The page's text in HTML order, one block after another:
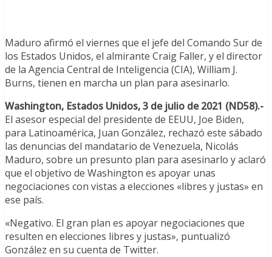
Maduro afirmó el viernes que el jefe del Comando Sur de
los Estados Unidos, el almirante Craig Faller, y el director
de la Agencia Central de Inteligencia (CIA), William J.
Burns, tienen en marcha un plan para asesinarlo.
Washington, Estados Unidos, 3 de julio de 2021 (ND58).-
El asesor especial del presidente de EEUU, Joe Biden,
para Latinoamérica, Juan González, rechazó este sábado
las denuncias del mandatario de Venezuela, Nicolás
Maduro, sobre un presunto plan para asesinarlo y aclaró
que el objetivo de Washington es apoyar unas
negociaciones con vistas a elecciones «libres y justas» en
ese país.
«Negativo. El gran plan es apoyar negociaciones que
resulten en elecciones libres y justas», puntualizó
González en su cuenta de Twitter.